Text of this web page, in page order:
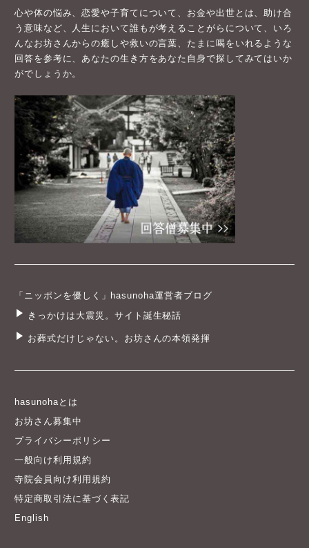
心や体の悩み、恋愛や子育てについて、お金や出世とは、助け合
う意味など、人生において誰もが考えることがらについて、いろ
んなお坊さんからの癒しや救いの言葉、たまに喝をいれるような
回答を参考に、あなたの生き方をあなた自身で探してみてはいか
がでしょうか。
「ニッポンを優しく」hasunoha運営者ブログ
きっかけは大震災。サイト誕生秘話
お葬式だけじゃない。お坊さんの本領発揮
hasunohaとは
お坊さん募集中
プライバシーポリシー
一般向け利用規約
寺院会員向け利用規約
特定商取引法に基づく表記
English